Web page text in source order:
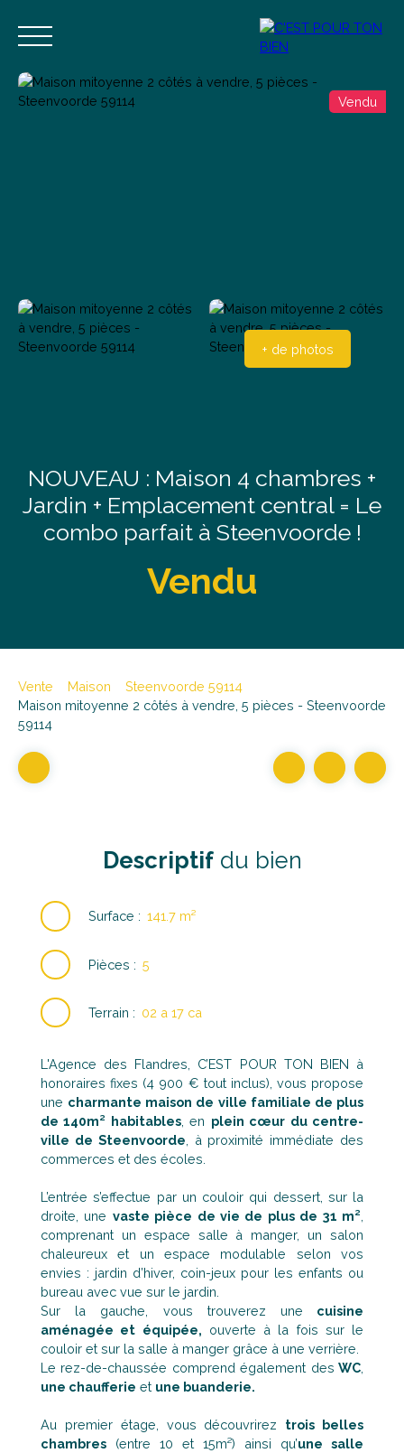
Vendu
+ de photos
NOUVEAU : Maison 4 chambres +
Jardin + Emplacement central = Le
combo parfait à Steenvoorde !
Vendu
Vente Maison
Steenvoorde 59114
Maison mitoyenne 2 côtés à vendre, 5 pièces - Steenvoorde
59114
Descriptifdu bien
Surface : 141.7 m²
Pièces : 5
Terrain : 02 a 17 ca
L'Agence des Flandres, C’EST POUR TON BIEN à
honoraires fixes (4 900 € tout inclus), vous propose
une charmante maison de ville familiale de plus
de 140m² habitables, en plein cœur du centre-
ville de Steenvoorde , à proximité immédiate des
commerces et des écoles.
L’entrée s’effectue par un couloir qui dessert, sur la
droite, une vaste pièce de vie de plus de 31 m²
comprenant un espace salle à manger, un salon
chaleureux et un espace modulable selon vos
envies : jardin d’hiver, coin-jeux pour les enfants ou
bureau avec vue sur le jardin.
Sur la gauche, vous trouverez une cuisine
aménagée et équipée, ouverte à la fois sur le
couloir et sur la salle à manger grâce à une verrière.
Le rez-de-chaussée comprend également des WC
une chaufferie et une buanderie.
Au premier étage, vous découvrirez trois belles
chambres (entre 10 et 15m²) ainsi qu’une salle